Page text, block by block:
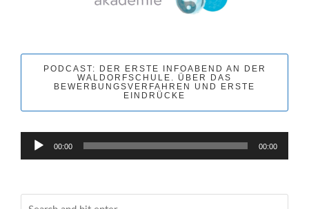
PODCAST: DER ERSTE INFOABEND AN DER
WALDORFSCHULE. ÜBER DAS
BEWERBUNGSVERFAHREN UND ERSTE
EINDRÜCKE
Audio-
Player
00:00 00:00